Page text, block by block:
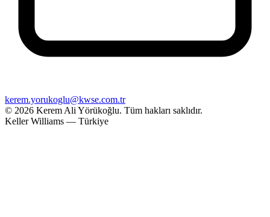
kerem.yorukoglu@kwse.com.tr
© 2026 Kerem Ali Yörükoğlu. Tüm hakları saklıdır.
Keller Williams — Türkiye